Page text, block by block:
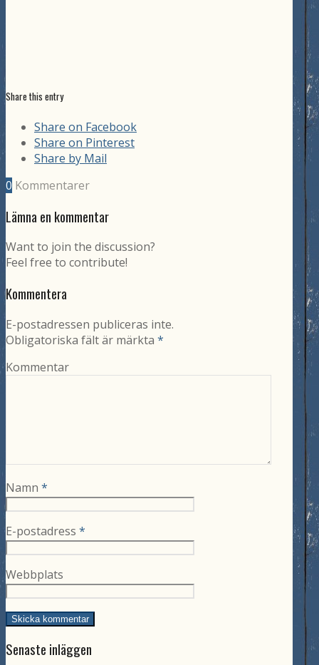
Share this entry
Share on Facebook
Share on Pinterest
Share by Mail
0 Kommentarer
Lämna en kommentar
Want to join the discussion?
Feel free to contribute!
Kommentera
E-postadressen publiceras inte.
Obligatoriska fält är märkta *
Kommentar
Namn *
E-postadress *
Webbplats
Senaste inläggen